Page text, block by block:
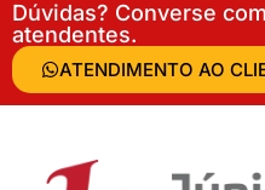
Dúvidas? Converse
atendentes.
ATENDIMENTO AO